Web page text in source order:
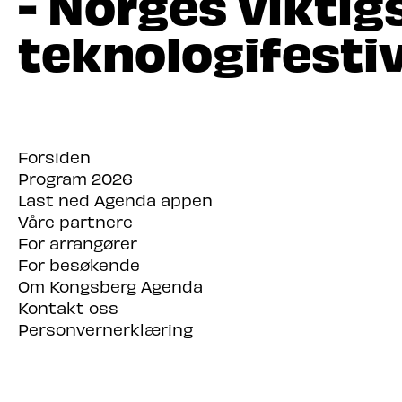
Forsiden
Program 2026
Last ned Agenda appen
Våre partnere
For arrangører
For besøkende
Om Kongsberg Agenda
Kontakt oss
Personvernerklæring